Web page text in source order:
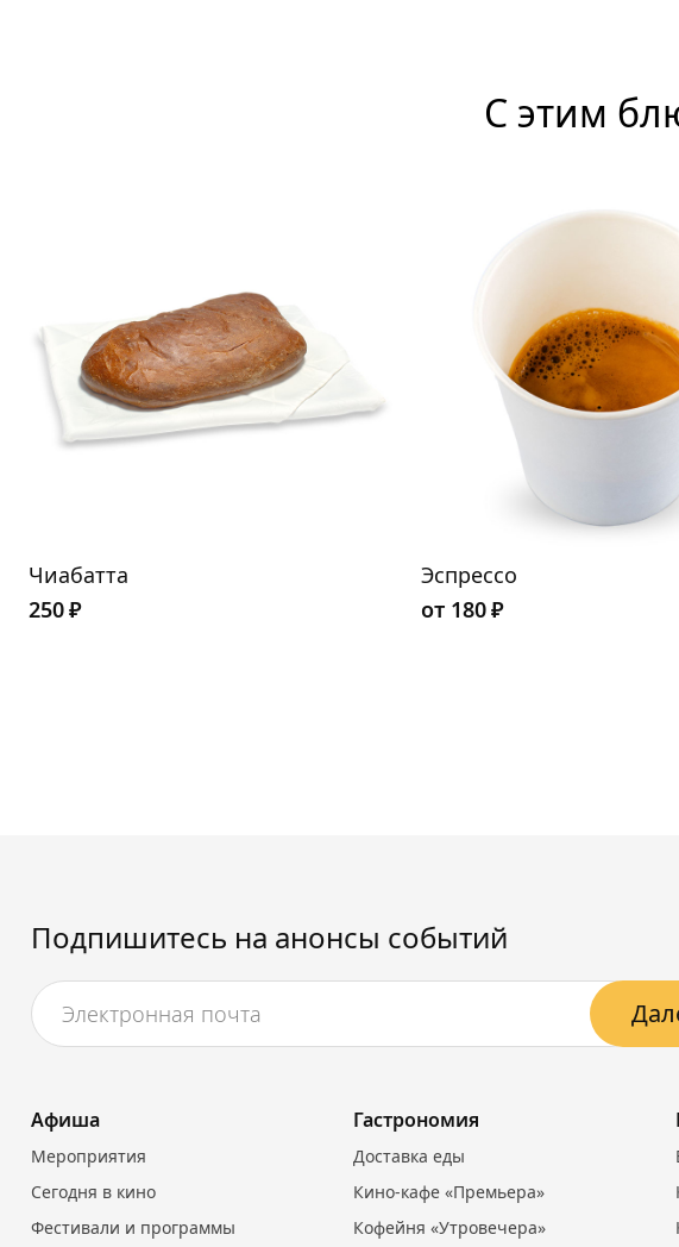
С этим
Чиабатта
250₽
Эспрессо
от 180₽
Подпишитесь на анонсы событий
Афиша
Мероприятия
Сегодня в кино
Фестивали и программы
Гастрономия
Доставка еды
Кино-кафе «Премьера»
Кофейня «Утровечера»